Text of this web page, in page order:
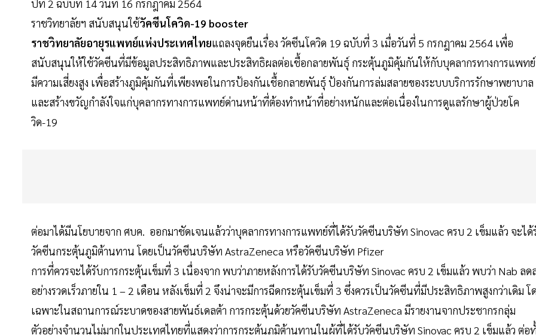
ปีที่ 2 ฉบับที่ 14 วันที่ 16 กรกฎาคม 2564
ราชวิทยาลัยฯ สนับสนุนใช้วัคซีนโควิด-19 booster
ราชวิทยาลัยอายุรแพทย์แห่งประเทศไทยแถลงจุดยืนเรื่อง วัคซีนโควิด 19 ฉบับที่ 3 เมื่อวันที่ 5 กรกฎาคม 2564 เพื่อ
สนับสนุนให้ใช้วัคซีนที่มีข้อมูลประสิทธิภาพและประสิทธิผลต่อเชื้อกลายพันธุ์ กระตุ้นภูมิคุ้มกันให้กับบุคลากรทางการแพท
มีความเสี่ยงสูง เพื่อสร้างภูมิคุ้มกันที่เพียงพอในการป้องกันเชื้อกลายพันธุ์ ป้องกันการล่มสลายของระบบบริการรักษาพยาบาล
และสร้างขวัญกำลังใจแก่บุคลากรทางการแพทย์ด่านหน้าที่ต้องทำหน้าที่อย่างหนักและต่อเนื่องในการดูแลรักษาผู้ป่วยโค
วิด-19
ต่อมาได้มีนโยบายจาก ศบค. ออกมาชัดเจนแล้วว่าบุคลากรทางการแพทย์ที่ได้รับวัคซีนบริษัท Sinovac ครบ 2 เข็มแล้ว จะได้
วัคซีนกระตุ้นภูมิต้านทาน โดยเป็นวัคซีนบริษัท AstraZeneca หรือวัคซีนบริษัท Pfizer
การที่ควรจะได้รับการกระตุ้นเข็มที่ 3 เนื่องจาก พบว่าภายหลังการได้รับวัคซีนบริษัท Sinovac ครบ 2 เข็มแล้ว พบว่า Nab ลด
อย่างรวดเร็วภายใน 1 – 2 เดือน หลังเข็มที่ 2 จึงน่าจะมีการฉีดกระตุ้นเข็มที่ 3 ซึ่งควรเป็นวัคซีนที่มีประสิทธิภาพสูงกว่าเดิม โ
เฉพาะในสถานการณ์ระบาดของสายพันธ์เดลต้า การกระตุ้นด้วยวัคซีนบริษัท AstraZeneca มีรายงานจากประชากรกลุ่ม
ตัวอย่างจำนวนไม่มากในประเทศไทยที่แสดงว่าการกระตุ้นภูมิต้านทานในผู้ที่ได้รับวัคซีนบริษัท Sinovac ครบ 2 เข็มแล้ว ต่อ